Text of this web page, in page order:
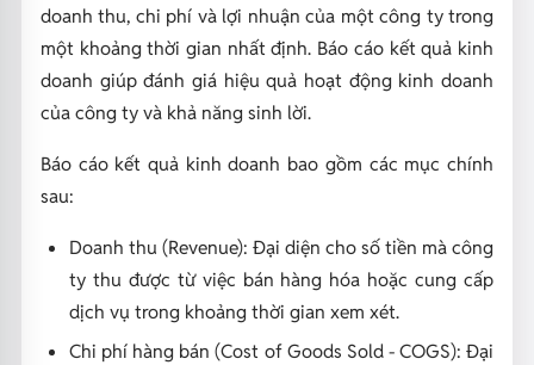
doanh thu, chi phí và lợi nhuận của một công ty trong
một khoảng thời gian nhất định. Báo cáo kết quả kinh
doanh giúp đánh giá hiệu quả hoạt động kinh doanh
của công ty và khả năng sinh lời.
Báo cáo kết quả kinh doanh bao gồm các mục chính
sau:
Doanh thu (Revenue): Đại diện cho số tiền mà công
ty thu được từ việc bán hàng hóa hoặc cung cấp
dịch vụ trong khoảng thời gian xem xét.
Chi phí hàng bán (Cost of Goods Sold - COGS): Đại